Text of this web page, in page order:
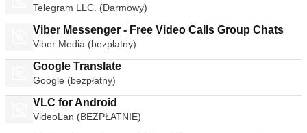
Telegram LLC. (Darmowy)
Viber Messenger - Free Video Calls Group Chats
Viber Media (bezpłatny)
Google Translate
Google (bezpłatny)
VLC for Android
VideoLan (BEZPŁATNIE)